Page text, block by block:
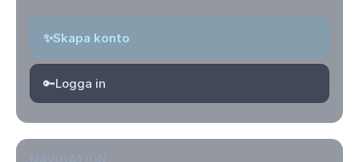
✨Skapa konto
🔑Logga in